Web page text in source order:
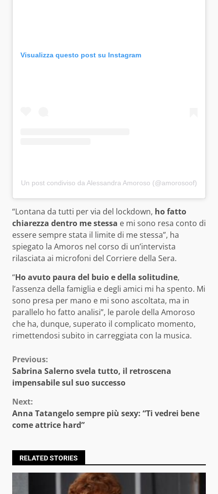
Visualizza questo post su Instagram
Un post condiviso da Alessandra Amoroso (@amorosoof)
“Lontana da tutti per via del lockdown, ho fatto
chiarezza dentro me stessa e mi sono resa conto di
essere sempre stata il limite di me stessa”, ha
spiegato la Amoros nel corso di un’intervista
rilasciata ai microfoni del Corriere della Sera.
“Ho avuto paura del buio e della solitudine,
l’assenza della famiglia e degli amici mi ha spento. Mi
sono presa per mano e mi sono ascoltata, ma in
parallelo ho fatto analisi”, le parole della Amoroso
che ha, dunque, superato il complicato momento,
rimettendosi subito in carreggiata con la musica.
Continue
Reading
Previous:
Sabrina Salerno svela tutto, il retroscena
impensabile sul suo successo
Next:
Anna Tatangelo sempre più sexy: “Ti vedrei bene
come attrice hard”
RELATED STORIES